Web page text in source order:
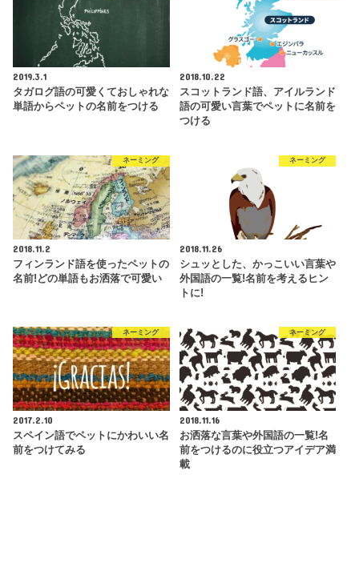
2019.3.1
タガログ語の可愛くておしゃれな
単語からペットの名前をつける
2018.10.22
スコットランド語、アイルランド
語の可愛い言葉でペットに名前を
つける
ネーミング
2018.11.2
フィンランド語を使ったペットの
名前!どの単語もお洒落で可愛い
ネーミング
2018.11.26
シュッとした、かっこいい言葉や
外国語の一覧!名前を考えるヒン
トに!
ネーミング
2017.2.10
スペイン語でペットにかわいい名
前をつけてみる
ネーミング
2018.11.16
お洒落な言葉や外国語の一覧!名
前をつけるのに役立つアイデア満
載